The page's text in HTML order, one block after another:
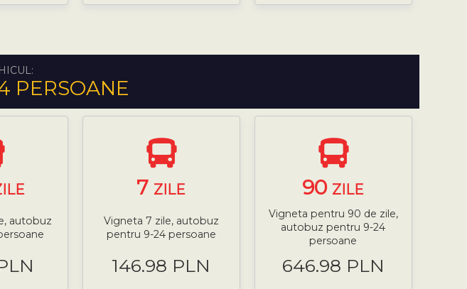
PERSOANE
autobuz
7 ZILE
Vigneta 7 zile, autobuz
pentru 9-24 persoane
146.98 PLN
90 ZILE
Vigneta pentru 90 de zile,
autobuz pentru 9-24
persoane
646.98 PLN